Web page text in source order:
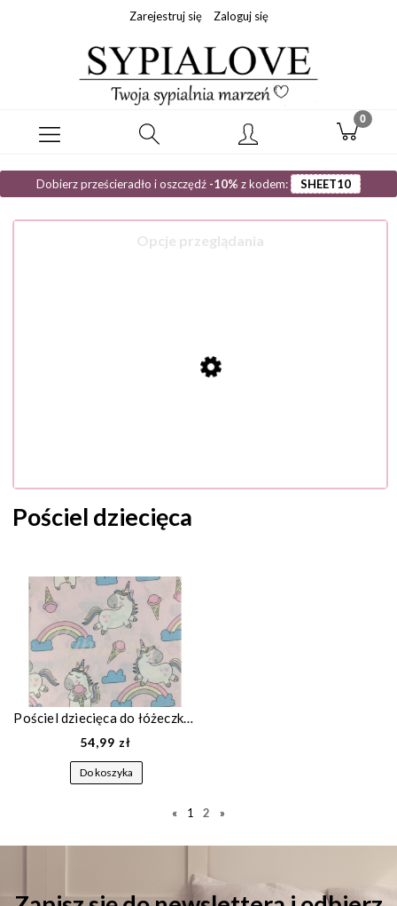
Zarejestruj się Zaloguj się
Dobierz prześcieradło i oszczędź -10% z kodem: SHEET10
Opcje przeglądania
Pościel dziecięca
Pościel dziecięca do łóżeczka wzór jednorożce
54,99 zł
Do koszyka
« 1 2 »